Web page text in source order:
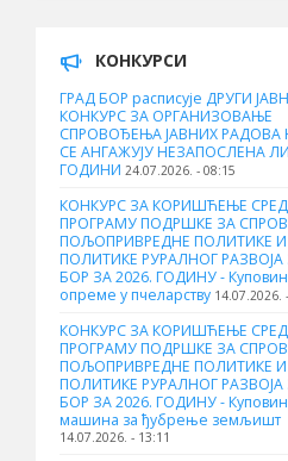
КОНКУРСИ
ГРАД БОР расписује ДРУГИ
КОНКУРС ЗА ОРГАНИЗОВАЊЕ
СПРОВОЂЕЊА ЈАВНИХ РАДОВА
СЕ АНГАЖУЈУ НЕЗАПОСЛЕНА
ГОДИНИ 24.07.2026. - 08:15
КОНКУРС ЗА КОРИШЋЕЊЕ
ПРОГРАМУ ПОДРШКЕ ЗА
ПОЉОПРИВРЕДНЕ ПОЛИТИКЕ И
ПОЛИТИКЕ РУРАЛНОГ РАЗВОЈА
БОР ЗА 2026. ГОДИНУ -
опреме у пчеларству 14.07.2026.
КОНКУРС ЗА КОРИШЋЕЊЕ
ПРОГРАМУ ПОДРШКЕ ЗА
ПОЉОПРИВРЕДНЕ ПОЛИТИКЕ И
ПОЛИТИКЕ РУРАЛНОГ РАЗВОЈА
БОР ЗА 2026. ГОДИНУ -
машина за ђубрење земљишт
14.07.2026. - 13:11